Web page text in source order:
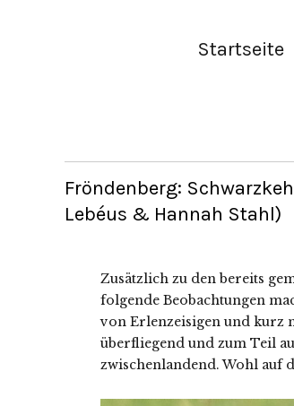
Startseite
Fröndenberg:
Lebéus & Hannah Stahl)
Zusätzlich zu den bereits
folgende Beobachtungen
von Erlenzeisigen und kurz
überfliegend und zum Teil
zwischenlandend. Wohl auf